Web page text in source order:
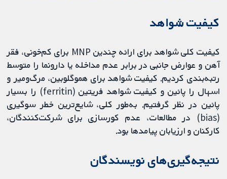
کیفیت شواهد
کیفیت کلی شواهد برای ارائه چندین MNP برای کم‌خونی، فقر
آهن و عوارض جانبی در برابر عدم مداخله یا دارونما را متوسط
رتبه‌بندی کردیم. کیفیت شواهد برای هموگلوبین، مرگ‌ومیر و
اسهال را پائین و کیفیت شواهد فریتین (ferritin) را بسیار
پائین در نظر گرفتیم. به‌طور کلی، شایع‌ترین خطر سوگیری
(bias) در مطالعات، عدم کورسازی برای شرکت‏‌کنندگان،
کارکنان و ارزیابان پیامدها بود.
نتیجه‌گیری‌های نویسندگان